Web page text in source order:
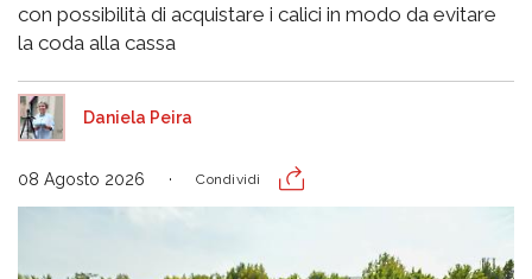
con possibilità di acquistare i calici in modo da evitare
la coda alla cassa
Daniela Peira
08 Agosto 2026 Condividi